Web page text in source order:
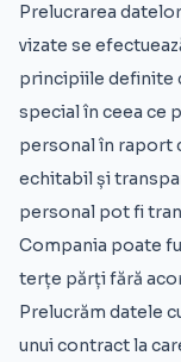
Prelucrarea
vizate se
principiile definite
special în ceea ce
personal în raport
echitabil și
personal pot fi
Compania poate
terțe părți fără
Prelucrăm datele
unui contract la